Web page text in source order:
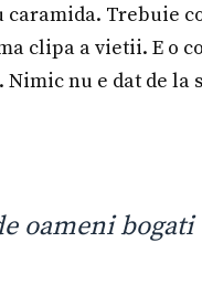
caramida. Trebuie
clipa a vietii. E o
Nimic nu e dat de la
oameni bogati